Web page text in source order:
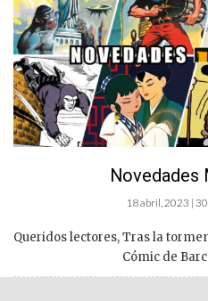
Novedades
18 abril, 2023 |
Queridos lectores, Tras la
Cómic de